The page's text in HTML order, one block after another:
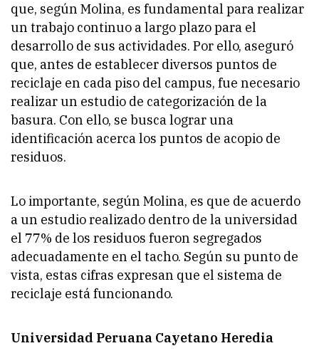
que, según Molina, es fundamental para realizar
un trabajo continuo a largo plazo para el
desarrollo de sus actividades. Por ello, aseguró
que, antes de establecer diversos puntos de
reciclaje en cada piso del campus, fue necesario
realizar un estudio de categorización de la
basura. Con ello, se busca lograr una
identificación acerca los puntos de acopio de
residuos.
Lo importante, según Molina, es que de acuerdo
a un estudio realizado dentro de la universidad
el 77% de los residuos fueron segregados
adecuadamente en el tacho. Según su punto de
vista, estas cifras expresan que el sistema de
reciclaje está funcionando.
Universidad Peruana Cayetano Heredia